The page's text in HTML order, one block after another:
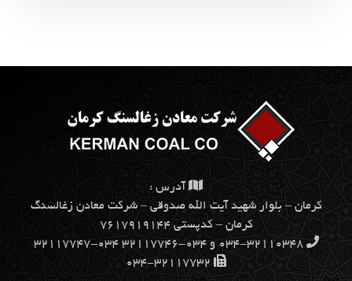
آدرس :
كرمان – بلوار شهيد آيت الله صدوقي – شركت معادن زغالسنگ
كرمان – کدپستی ۷۶۱۷۹۱۹۱۴۴
۰۳۴-۳۲۱۱۰۳۴۸ و ۰۳۴-۳۲۱۱۷۷۴۶ ۰۳۴-۳۲۱۱۷۷۴۷
۰۳۴-۳۲۱۱۷۷۳۲